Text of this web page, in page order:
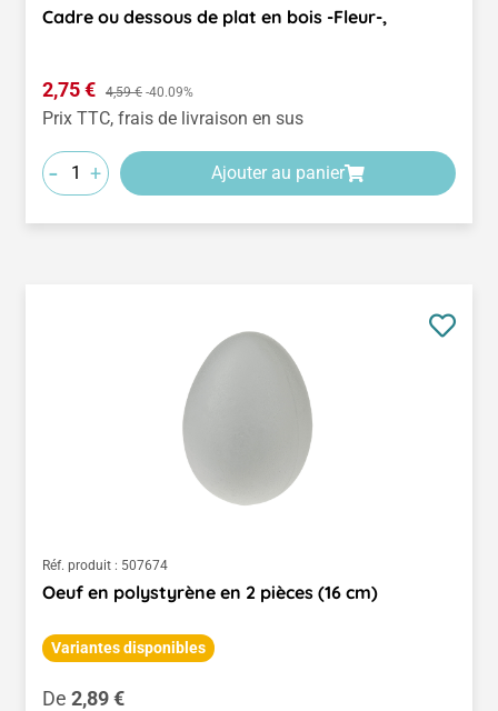
Cadre ou dessous de plat en bois -Fleur-,
Prix de vente :
2,75 € Prix régulier :
4,59 € -40.09%
Prix TTC, frais de livraison en sus
- + Ajouter au panier
Réf. produit : 507674
Oeuf en polystyrène en 2 pièces (16 cm)
Variantes disponibles
Prix régulier :
De 2,89 €